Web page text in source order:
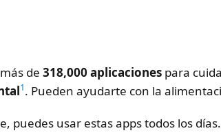
de 318,000 aplicaciones para
1. Pueden ayudarte con la
puedes usar estas apps todos los